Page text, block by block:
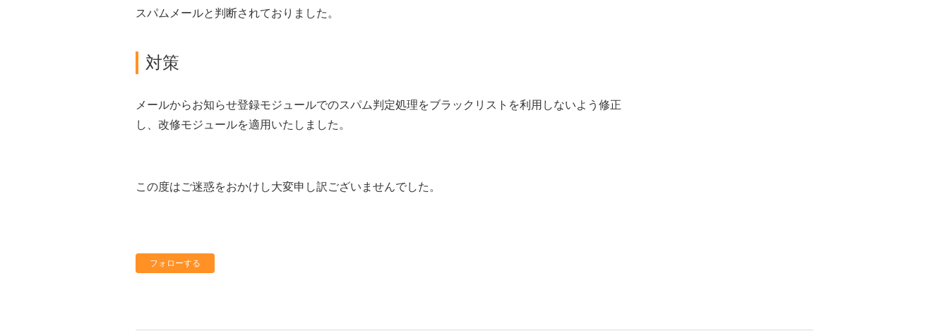
スパムメールと判断されておりました。
対策
メールからお知らせ登録モジュールでのスパム判定処理をブラックリストを利用しないよう修正
し、改修モジュールを適用いたしました。
この度はご迷惑をおかけし大変申し訳ございませんでした。
フォローする